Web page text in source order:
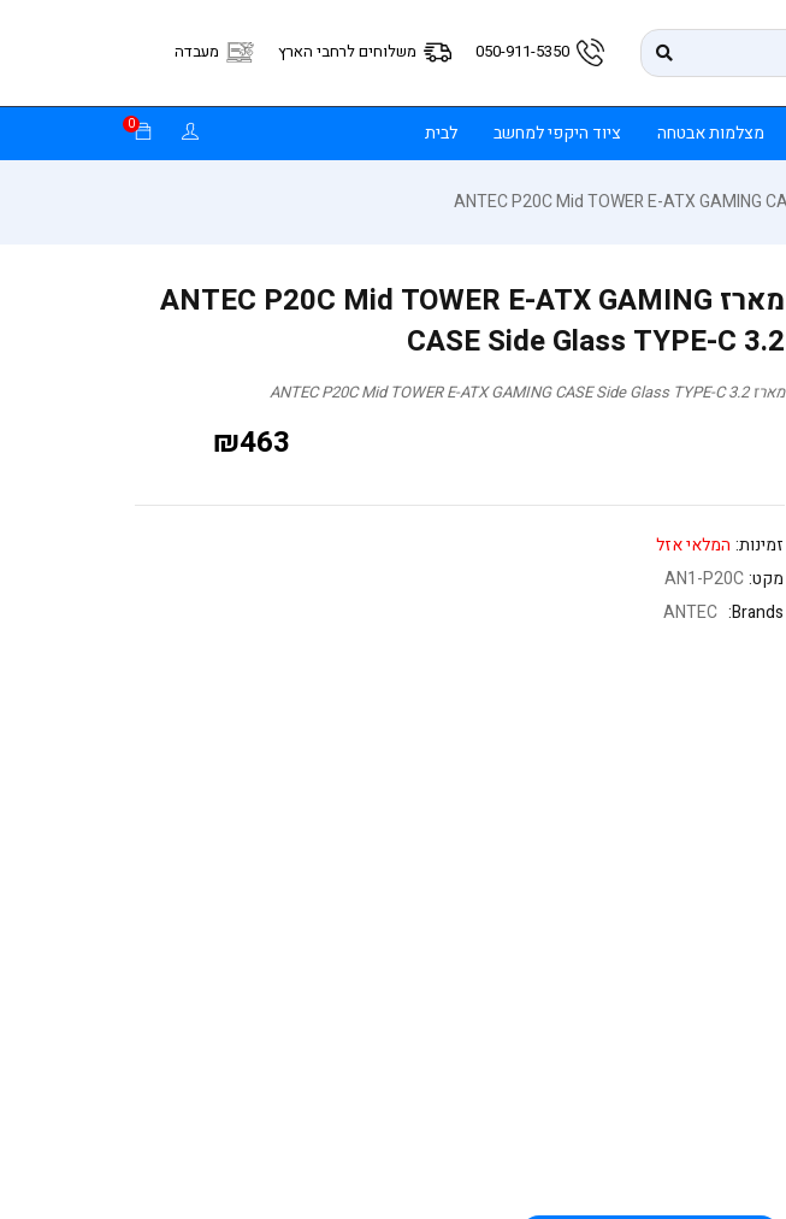
050-911-5350 משלוחים לרחבי הארץ מעבדה
מצלמות אבטחה ציוד היקפי למחשב לבית 0
מארז ANTEC P20C Mid TOWER E-ATX GAMING
CASE Side Glass TYPE-C 3.2
מארז ANTEC P20C Mid TOWER E-ATX GAMING CASE Side Glass TYPE-C 3.2
₪463
זמינות: המלאי אזל
מקט:AN1-P20C
Brands:
ANTEC